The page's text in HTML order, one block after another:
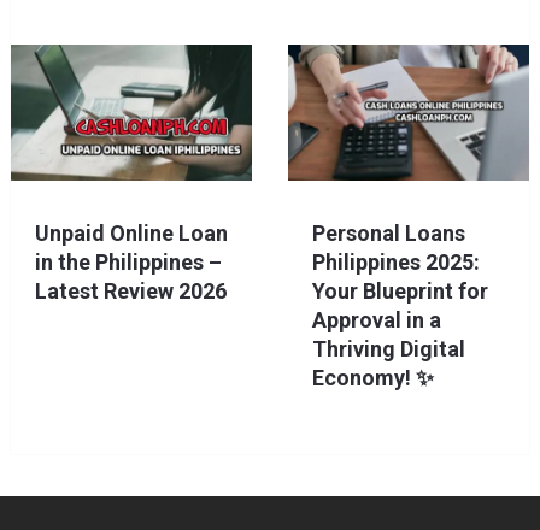
Unpaid Online Loan
in the Philippines –
Latest Review 2026
Personal Loans
Philippines 2025:
Your Blueprint for
Approval in a
Thriving Digital
Economy! ✨